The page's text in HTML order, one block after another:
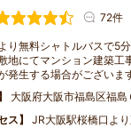
72件
り無料シャトルバスで5
地にてマンション建築工
発生する場合がございま
大阪府大阪市福島区福島
ス
JR大阪駅桜橋口よ